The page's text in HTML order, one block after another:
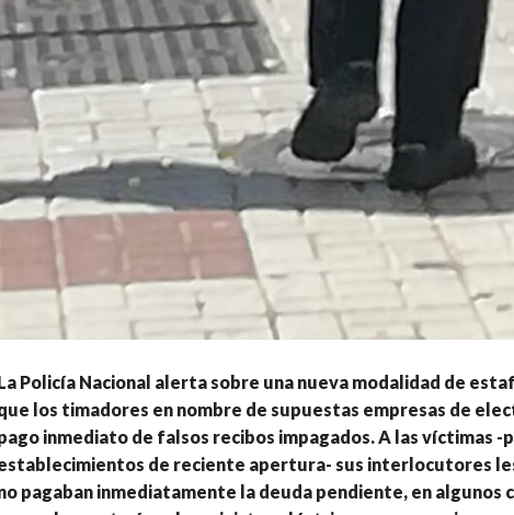
Policía Nacional alerta sobre una nueva modalidad de
los timadores en nombre de supuestas empresas de
inmediato de falsos recibos impagados. A las víctimas -
de reciente apertura- sus interlocutores
pagaban inmediatamente la deuda pendiente, en algunos